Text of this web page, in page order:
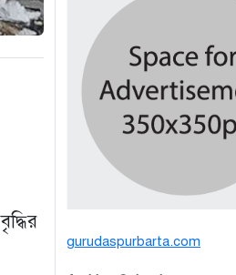
ব্যবসা
চেয়ে
সম্মেলন
৪ দিন আগে
বর্ষার
ডিঙি
৭ দিন আগে
গুরুদাসপুরে
gurudaspurbarta.com